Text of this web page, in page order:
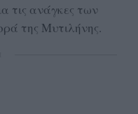
τις ανάγκες των
της Μυτιλήνης.